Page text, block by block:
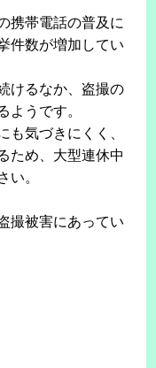
携帯電話の普及に
件数が増加してい
けるなか、盗撮の
ようです。
も気づきにくく、
ため、大型連休中
い。
撮被害にあってい